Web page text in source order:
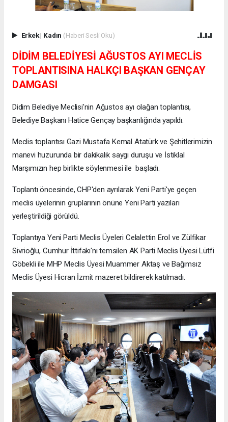
Erkek| Kadın (Haberi Sesli Oku)
DİDİM BELEDİYESİ AĞUSTOS AYI MECLİS
TOPLANTISINA HALKÇI BAŞKAN GENÇAY
DAMGASI
Didim Belediye Meclisi'nin Ağustos ayı olağan toplantısı,
Belediye Başkanı Hatice Gençay başkanlığında yapıldı.
Meclis toplantısı Gazi Mustafa Kemal Atatürk ve Şehitlerimizin
manevi huzurunda bir dakikalık saygı duruşu ve İstiklal
Marşımızın hep birlikte söylenmesi ile başladı.
Toplantı öncesinde, CHP'den ayrılarak Yeni Parti'ye geçen
meclis üyelerinin gruplarının önüne Yeni Parti yazıları
yerleştirildiği görüldü.
Toplantıya Yeni Parti Meclis Üyeleri Celalettin Erol ve Zülfikar
Sivrioğlu, Cumhur İttifakı'nı temsilen AK Parti Meclis Üyesi Lütfi
Göbekli ile MHP Meclis Üyesi Muammer Aktaş ve Bağımsız
Meclis Üyesi Hicran İzmit mazeret bildirerek katılmadı.